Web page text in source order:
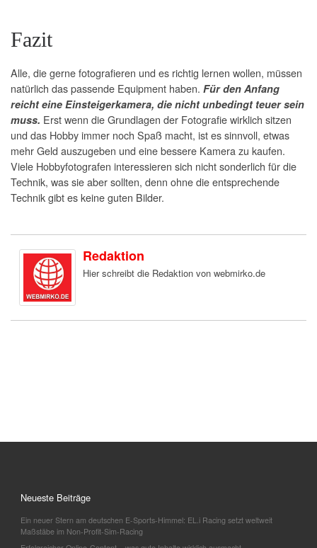
Fazit
Alle, die gerne fotografieren und es richtig lernen wollen, müssen
natürlich das passende Equipment haben. Für den Anfang
reicht eine Einsteigerkamera, die nicht unbedingt teuer sein
muss. Erst wenn die Grundlagen der Fotografie wirklich sitzen
und das Hobby immer noch Spaß macht, ist es sinnvoll, etwas
mehr Geld auszugeben und eine bessere Kamera zu kaufen.
Viele Hobbyfotografen interessieren sich nicht sonderlich für die
Technik, was sie aber sollten, denn ohne die entsprechende
Technik gibt es keine guten Bilder.
Redaktion
Hier schreibt die Redaktion von webmirko.de
Neueste Beiträge
Ein neuer Stern am deutschen E-Sports-Himmel: EL.i Racing setzt weltweit
Maßstäbe im Non-Profit-Sim-Racing